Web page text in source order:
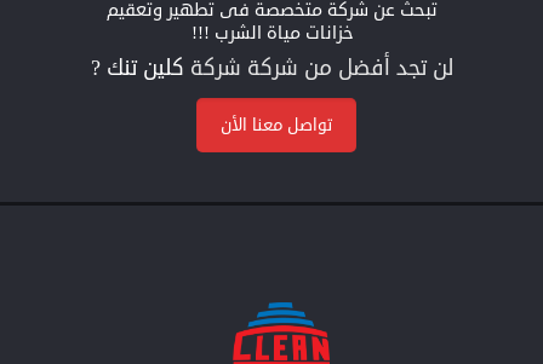
تبحث عن شركة متخصصة فى تطهير وتعقيم
خزانات مياة الشرب !!!
لن تجد أفضل من شركة شركة كلين تنك ?
تواصل معنا الأن